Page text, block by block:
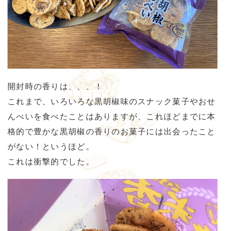
開封時の香りは、、、！
これまで、いろいろな黒胡椒味のスナック菓子やおせ
んべいを食べたことはありますが、これほどまでに本
格的で豊かな黒胡椒の香りのお菓子には出会ったこと
がない！というほど。
これは衝撃的でした。